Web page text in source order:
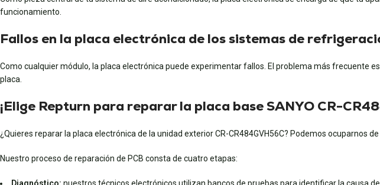
funcionamiento.
Fallos en la placa electrónica de los sistemas de
Como cualquier módulo, la placa electrónica puede experimentar fallos. El problema más frecuente
placa.
¡Elige Repturn para reparar la placa base SANYO CR-
¿Quieres reparar la placa electrónica de la unidad exterior CR-CR484GVH56C? Podemos ocuparnos
Nuestro proceso de reparación de PCB consta de cuatro etapas: